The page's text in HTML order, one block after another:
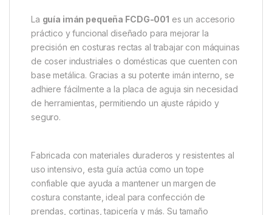
La guía imán pequeña FCDG-001 es un accesorio
práctico y funcional diseñado para mejorar la
precisión en costuras rectas al trabajar con máquinas
de coser industriales o domésticas que cuenten con
base metálica. Gracias a su potente imán interno, se
adhiere fácilmente a la placa de aguja sin necesidad
de herramientas, permitiendo un ajuste rápido y
seguro.
Fabricada con materiales duraderos y resistentes al
uso intensivo, esta guía actúa como un tope
confiable que ayuda a mantener un margen de
costura constante, ideal para confección de
prendas, cortinas, tapicería y más. Su tamaño